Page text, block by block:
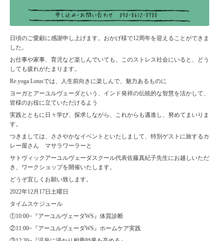
日頃のご愛顧に感謝申し上げます。おかげ様で12周年を迎えることができま
した。
お仕事や家事、育児など楽しんでいても、このストレス社会にいると、どう
しても疲れがたまります。
Re.yoga Lotusでは、人生前向きに楽しんで、魅力あるものに
ヨーガとアーユルヴェーダという、インド発祥の伝統的な智慧を活かして、
皆様のお役に立ていただけるよう
実践とともに日々学び、探求しながら、これからも邁進し、努めてまいりま
す。
つきましては、ささやかなイベントといたしまして、特別ゲストに旅するカ
レー屋さん マサラワーラーと
サトヴィックアーユルヴェーダスクール代表佐藤真紀子先生にお越しいただ
き、ワークショップを開催いたします。
どうぞ宜しくお願い致します。
2022年12月17日土曜日
タイムスケジュール
①10:00~『アーユルヴェーダWS』体質診断
②11:00~『アーユルヴェーダWS』ホームケア実践